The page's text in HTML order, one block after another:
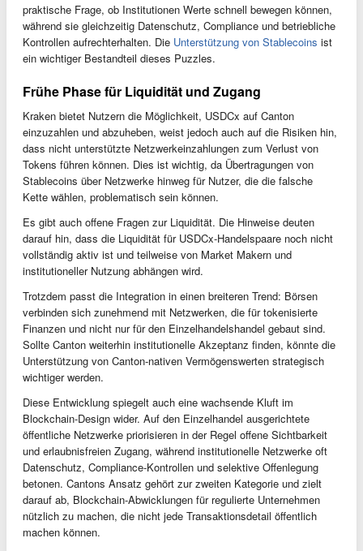
praktische Frage, ob Institutionen Werte schnell bewegen können,
während sie gleichzeitig Datenschutz, Compliance und betriebliche
Kontrollen aufrechterhalten. Die Unterstützung von Stablecoins ist
ein wichtiger Bestandteil dieses Puzzles.
Frühe Phase für Liquidität und Zugang
Kraken bietet Nutzern die Möglichkeit, USDCx auf Canton
einzuzahlen und abzuheben, weist jedoch auch auf die Risiken hin,
dass nicht unterstützte Netzwerkeinzahlungen zum Verlust von
Tokens führen können. Dies ist wichtig, da Übertragungen von
Stablecoins über Netzwerke hinweg für Nutzer, die die falsche
Kette wählen, problematisch sein können.
Es gibt auch offene Fragen zur Liquidität. Die Hinweise deuten
darauf hin, dass die Liquidität für USDCx-Handelspaare noch nicht
vollständig aktiv ist und teilweise von Market Makern und
institutioneller Nutzung abhängen wird.
Trotzdem passt die Integration in einen breiteren Trend: Börsen
verbinden sich zunehmend mit Netzwerken, die für tokenisierte
Finanzen und nicht nur für den Einzelhandelshandel gebaut sind.
Sollte Canton weiterhin institutionelle Akzeptanz finden, könnte die
Unterstützung von Canton-nativen Vermögenswerten strategisch
wichtiger werden.
Diese Entwicklung spiegelt auch eine wachsende Kluft im
Blockchain-Design wider. Auf den Einzelhandel ausgerichtete
öffentliche Netzwerke priorisieren in der Regel offene Sichtbarkeit
und erlaubnisfreien Zugang, während institutionelle Netzwerke oft
Datenschutz, Compliance-Kontrollen und selektive Offenlegung
betonen. Cantons Ansatz gehört zur zweiten Kategorie und zielt
darauf ab, Blockchain-Abwicklungen für regulierte Unternehmen
nützlich zu machen, die nicht jede Transaktionsdetail öffentlich
machen können.